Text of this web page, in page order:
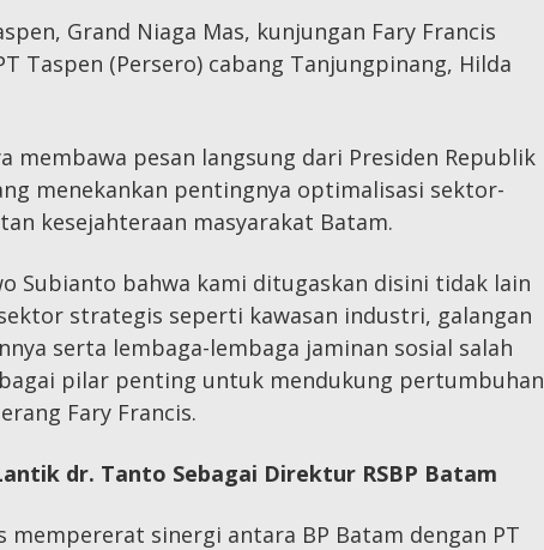
Grand Niaga Mas, kunjungan Fary Francis
Taspen (Persero) cabang Tanjungpinang, Hilda
membawa pesan langsung dari Presiden Republik
menekankan pentingnya optimalisasi sektor-
kesejahteraan masyarakat Batam.
Subianto bahwa kami ditugaskan disini tidak lain
strategis seperti kawasan industri, galangan
serta lembaga-lembaga jaminan sosial salah
pilar penting untuk mendukung pertumbuhan
Fary Francis.
dr. Tanto Sebagai Direktur RSBP Batam
sinergi antara BP Batam dengan PT